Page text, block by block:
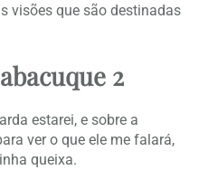
visões que são destinadas
2
estarei, e sobre a
ver o que ele me falará,
queixa.